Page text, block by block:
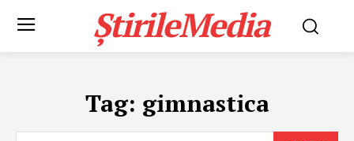
ȘtirileMedia
Tag: gimnastica